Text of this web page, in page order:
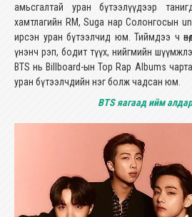
амьсгалтай уран бүтээлүүдээр
хамтлагийн RM, Suga нар Солонгосын
ирсэн уран бүтээлчид юм. Тиймдээ ч
үнэнч рэп, бодит түүх, нийгмийн
BTS нь Billboard-ын Top Rap Albums
уран бүтээлчдийн нэг болж чадсан юм.
BTS яагаад ийм